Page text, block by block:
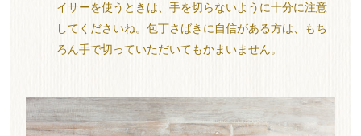
イサーを使うときは、手を切らないように十分に注意
してくださいね。包丁さばきに自信がある方は、もち
ろん手で切っていただいてもかまいません。